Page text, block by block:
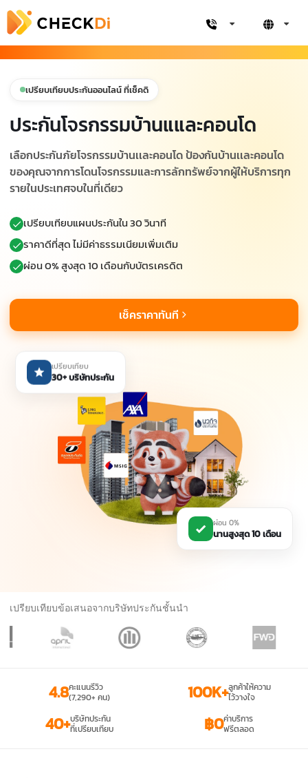
เปรียบเทียบประกันออนไลน์ ที่เช็คดิ
ประกันโจรกรรมบ้านแและคอนโด
เลือกประกันภัยโจรกรรมบ้านเเละคอนโด ป้องกันบ้านเเละคอนโด
ของคุณจากการโดนโจรกรรมและการลักทรัพย์จากผู้ให้บริการทุก
รายในประเทศจบในที่เดียว
เปรียบเทียบแผนประกันใน 30 วินาที
ราคาดีที่สุด ไม่มีค่าธรรมเนียมเพิ่มเติม
ผ่อน 0% สูงสุด 10 เดือนกับบัตรเครดิต
เช็คราคาทันที
เปรียบเทียบ
30+ บริษัทประกัน
ผ่อน 0%
นานสูงสุด 10 เดือน
เปรียบเทียบข้อเสนอจากบริษัทประกันชั้นนำ
4.8คะแนนรีวิว
(7,290+ คน)
100K+ลูกค้าให้ความ
ไว้วางใจ
40+บริษัทประกัน
ที่เปรียบเทียบ
฿0ค่าบริการ
ฟรีตลอด